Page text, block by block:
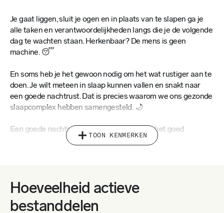
Je gaat liggen, sluit je ogen en in plaats van te slapen ga je
alle taken en verantwoordelijkheden langs die je de volgende
dag te wachten staan. Herkenbaar? De mens is geen
machine. 😴
En soms heb je het gewoon nodig om het wat rustiger aan te
doen. Je wilt meteen in slaap kunnen vallen en snakt naar
een goede nachtrust. Dat is precies waarom we ons gezonde
slaapcomplex hebben samengesteld. 🌙
Een goede nachtrust is de bouwsteen voor het goed
functioneren van het lichaam en al zijn functies.
hartaanval of beroerte.
🍀Het slaapcomplex van Gezonde Eters onderscheidt zich
TOON KENMERKEN
Hoeveelheid actieve
bestanddelen